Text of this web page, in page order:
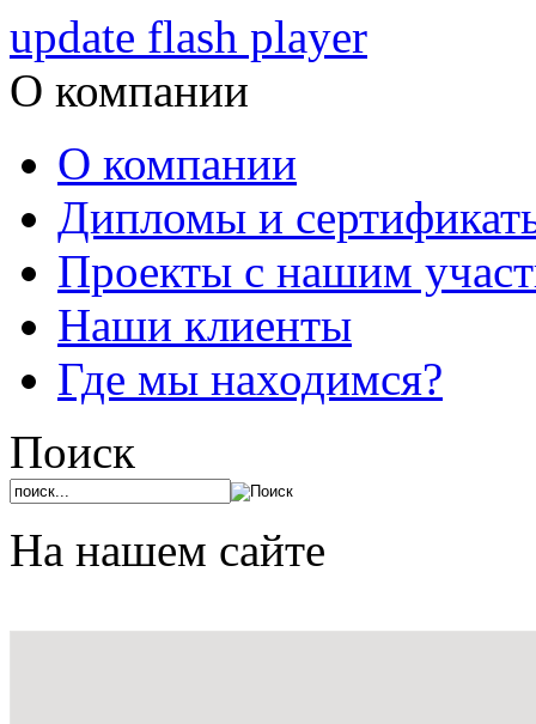
update flash player
О компании
О компании
Дипломы и
Проекты с нашим
Наши клиенты
Где мы находимся?
Поиск
На нашем сайте